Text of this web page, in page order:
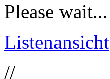
Please wait...
Listenansicht
//